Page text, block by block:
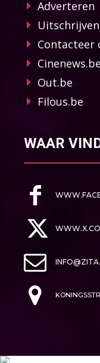
Adverteren
Contacteer
Cinenews.be
Out.be
Filous.be
WAAR